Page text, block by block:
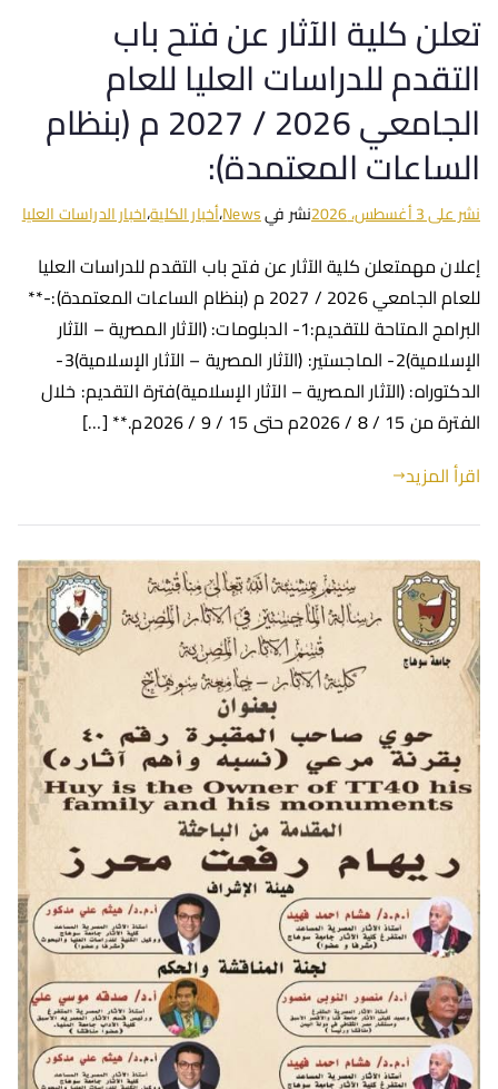
تعلن كلية الآثار عن فتح باب
التقدم للدراسات العليا للعام
الجامعي 2026 / 2027 م (بنظام
الساعات المعتمدة):
نشر على3 أغسطس، 2026 نشر فيNews،أخبار الكلية،اخبار الدراسات العليا
إعلان مهمتعلن كلية الآثار عن فتح باب التقدم للدراسات العليا
للعام الجامعي 2026 / 2027 م (بنظام الساعات المعتمدة):-**
البرامج المتاحة للتقديم:1- الدبلومات: (الآثار المصرية – الآثار
الإسلامية)2- الماجستير: (الآثار المصرية – الآثار الإسلامية)3-
الدكتوراه: (الآثار المصرية – الآثار الإسلامية)فترة التقديم: خلال
الفترة من 15 / 8 / 2026م حتى 15 / 9 / 2026م.** […]
اقرأ المزيد